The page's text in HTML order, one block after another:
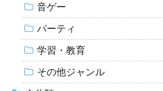
音ゲー
パーティ
学習・教育
その他ジャンル